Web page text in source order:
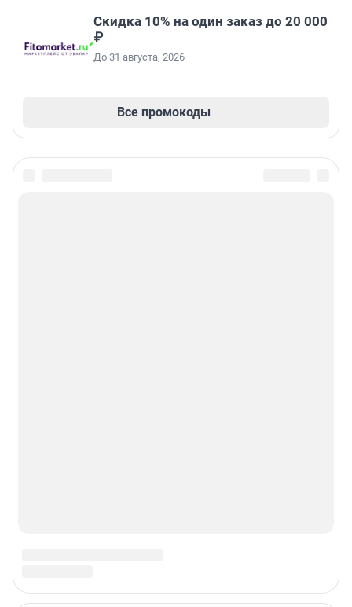
Скидка 10% на один заказ до 20 000
₽
До 31 августа, 2026
Все промокоды